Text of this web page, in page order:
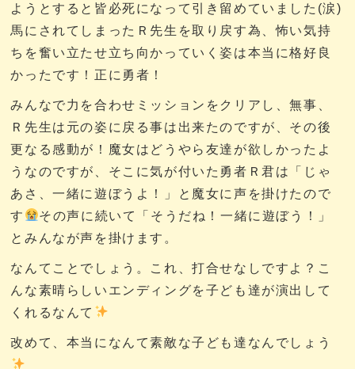
ようとすると皆必死になって引き留めていました(涙)
馬にされてしまったＲ先生を取り戻す為、怖い気持
ちを奮い立たせ立ち向かっていく姿は本当に格好良
かったです！正に勇者！
みんなで力を合わせミッションをクリアし、無事、
Ｒ先生は元の姿に戻る事は出来たのですが、その後
更なる感動が！魔女はどうやら友達が欲しかったよ
うなのですが、そこに気が付いた勇者Ｒ君は「じゃ
あさ、一緒に遊ぼうよ！」と魔女に声を掛けたので
す
その声に続いて「そうだね！一緒に遊ぼう！」
とみんなが声を掛けます。
なんてことでしょう。これ、打合せなしですよ？こ
んな素晴らしいエンディングを子ども達が演出して
くれるなんて
改めて、本当になんて素敵な子ども達なんでしょう